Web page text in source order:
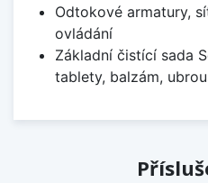
Odtokové armatury,
ovládání
Základní čistící sada
tablety, balzám,